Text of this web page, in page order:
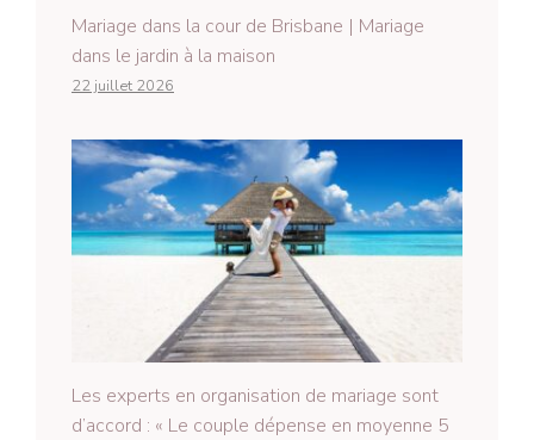
Mariage dans la cour de Brisbane | Mariage
dans le jardin à la maison
22 juillet 2026
Les experts en organisation de mariage sont
d’accord : « Le couple dépense en moyenne 5